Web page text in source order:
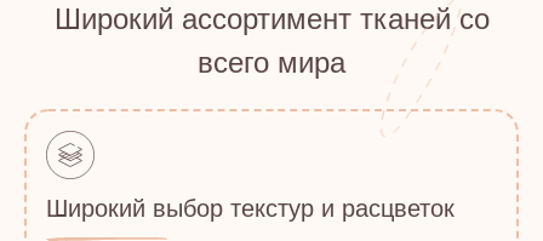
Широкий ассортимент тканей со
всего мира
Широкий выбор текстур и расцветок